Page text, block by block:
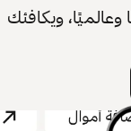
ويكافئك